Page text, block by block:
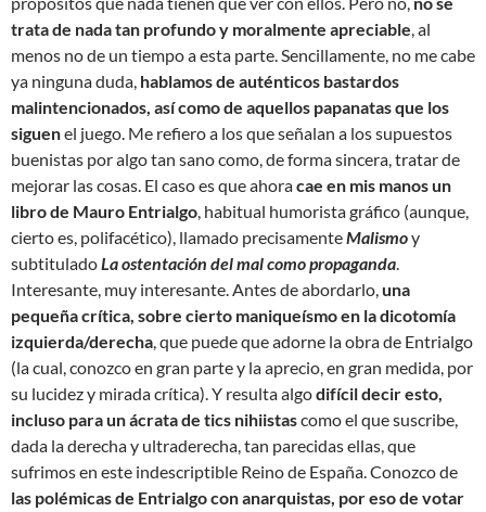
trata de nada tan profundo y moralmente apreciable, al
menos no de un tiempo a esta parte. Sencillamente, no me cabe
ya ninguna duda, hablamos de auténticos bastardos
malintencionados, así como de aquellos papanatas que los
siguenel juego. Me refiero a los que señalan a los supuestos
buenistas por algo tan sano como, de forma sincera, tratar de
mejorar las cosas. El caso es que ahoracae en mis manos un
libro de Mauro Entrialgo, habitual humorista gráfico (aunque,
cierto es, polifacético), llamado precisamenteMalismoy
subtituladoLa ostentación del mal como propaganda.
Interesante, muy interesante. Antes de abordarlo,una
pequeña crítica, sobre cierto maniqueísmo en la dicotomía
izquierda/derecha, que puede que adorne la obra de Entrialgo
(la cual, conozco en gran parte y la aprecio, en gran medida, por
su lucidez y mirada crítica). Y resulta algodifícil decir esto,
incluso para un ácrata de tics nihiistascomo el que suscribe,
dada la derecha y ultraderecha, tan parecidas ellas, que
sufrimos en este indescriptible Reino de España. Conozco de
las polémicas de Entrialgo con anarquistas, por eso de votar